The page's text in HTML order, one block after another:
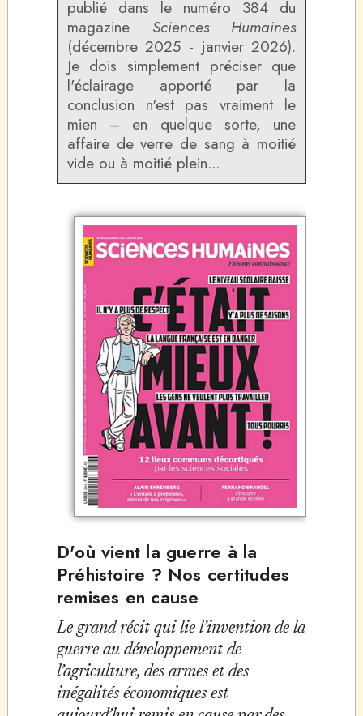
publié dans le numéro 384 du
magazine Sciences Humaines
(décembre 2025 - janvier 2026).
Je dois simplement préciser que
l'éclairage apporté par la
conclusion n'est pas vraiment le
mien – en quelque sorte, une
affaire de verre de sang à moitié
vide ou à moitié plein...
D'où vient la guerre à la
Préhistoire ? Nos certitudes
remises en cause
Le grand récit qui lie l’invention de la
guerre au développement de
l’agriculture, des armes et des
inégalités économiques est